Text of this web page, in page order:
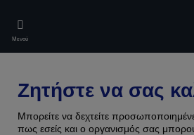
main
content
Μενού
Ζητήστε να σας
Μπορείτε να δεχτείτε
πως εσείς και ο οργανισμός σας